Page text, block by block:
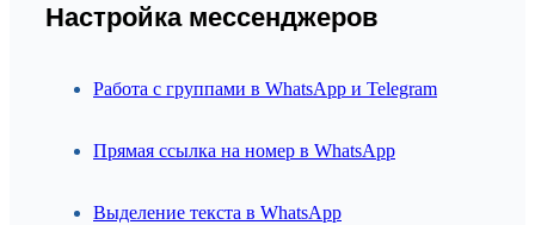
Настройка мессенджеров
Работа с группами в WhatsApp и Telegram
Прямая ссылка на номер в WhatsApp
Выделение текста в WhatsApp